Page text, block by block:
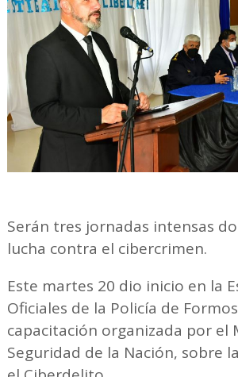
Serán tres jornadas intensas
lucha contra el cibercrimen.
Este martes 20 dio inicio en la
Oficiales de la Policía de
capacitación organizada por el
Seguridad de la Nación, sobre